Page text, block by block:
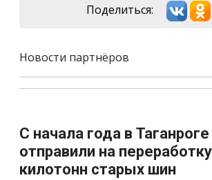
Поделиться:
Новости партнёров
С начала года в
отправили на
килотонн старых шин